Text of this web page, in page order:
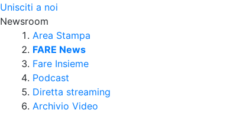
Unisciti a noi
Newsroom
Area Stampa
FARE News
Fare Insieme
Podcast
Diretta streaming
Archivio Video